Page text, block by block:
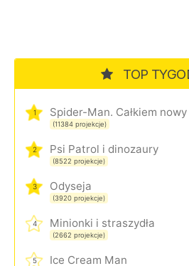
TOP
1
(11384 projekcje)
2 Psi Patrol i dinozaury
(8522 projekcje)
3 Odyseja
(3920 projekcje)
4 Minionki i straszydła
(2662 projekcje)
5 Ice Cream Man